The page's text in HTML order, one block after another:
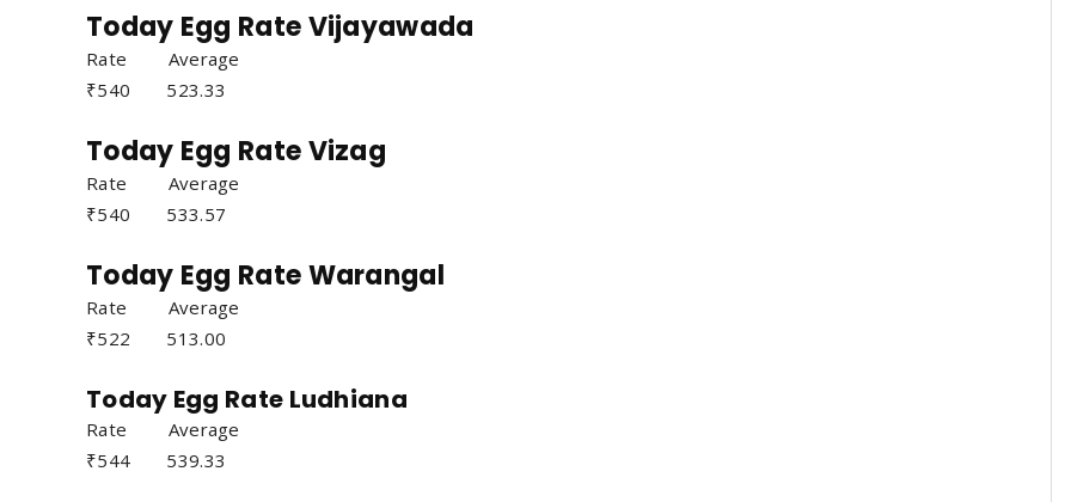
Today Egg Rate Vijayawada
Rate Average
₹540 523.33
Today Egg Rate Vizag
Rate Average
₹540 533.57
Today Egg Rate Warangal
Rate Average
₹522 513.00
Today Egg Rate Ludhiana
Rate Average
₹544 539.33